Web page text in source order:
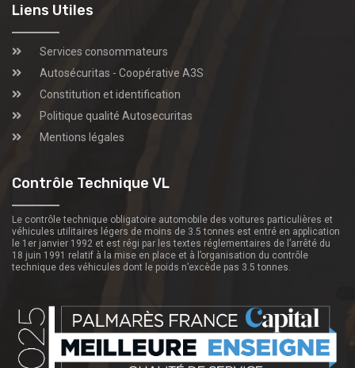
Liens Utiles
Services consommateurs
Autosécuritas - Coopérative A3S
Constitution et identification
Politique qualité Autosecuritas
Mentions légales
Contrôle Technique VL
Le contrôle technique obligatoire automobile des voitures particulières et
véhicules utilitaires légers de moins de 3.5 tonnes est entré en application
le 1er janvier 1992 et est régi par les textes réglementaires de l’arrêté du
18 juin 1991 relatif à la mise en place et à l’organisation du contrôle
technique des véhicules dont le poids n’excède pas 3.5 tonnes.